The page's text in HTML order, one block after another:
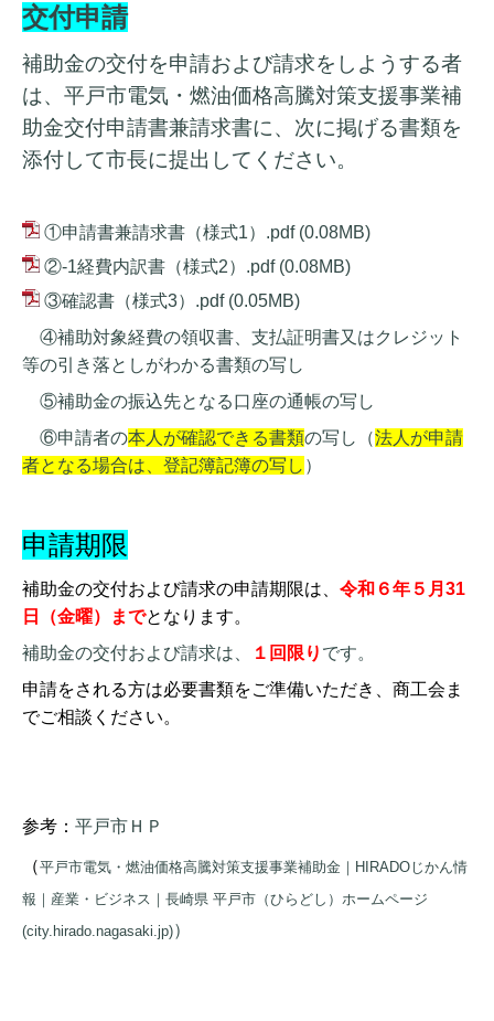
交付申請
補助金の交付を申請および請求をしようする者
は、平戸市電気・燃油価格高騰対策支援事業補
助金交付申請書兼請求書に、次に掲げる書類を
添付して市長に提出してください。
①申請書兼請求書（様式1）.pdf(0.08MB)
②-1経費内訳書（様式2）.pdf(0.08MB)
③確認書（様式3）.pdf(0.05MB)
④補助対象経費の領収書、支払証明書又はクレジット
等の引き落としがわかる書類の写し
⑤補助金の振込先となる口座の通帳の写し
⑥申請者の本人が確認できる書類の写し（法人が申請
者となる場合は、登記簿記簿の写し ）
申請期限
補助金の交付および請求の申請期限は、 令和６年５月31
日（金曜）までとなります。
補助金の交付および請求は、
１回限り です。
申請をされる方は必要書類をご準備いただき、商工会ま
でご相談ください。
参考： 平戸市ＨＰ
（平戸市電気・燃油価格高騰対策支援事業補助金｜HIRADOじかん情
報｜産業・ビジネス｜長崎県 平戸市（ひらどし）ホームページ
(city.hirado.nagasaki.jp)）